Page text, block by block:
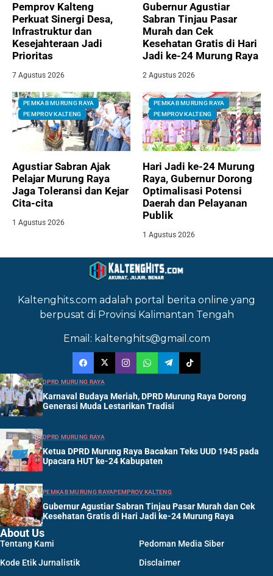
Pemprov Kalteng
Perkuat Sinergi Desa,
Infrastruktur dan
Kesejahteraan Jadi
Prioritas
7 Agustus 2026
Gubernur Agustiar
Sabran Tinjau Pasar
Murah dan Cek
Kesehatan Gratis di Hari
Jadi ke-24 Murung Raya
2 Agustus 2026
PEMKAB MURUNG RAYA
PEMPROV KALTENG
Agustiar Sabran Ajak
Pelajar Murung Raya
Jaga Toleransi dan Kejar
Cita-cita
1 Agustus 2026
PEMKAB MURUNG RAYA
PEMPROV KALTENG
Hari Jadi ke-24 Murung
Raya, Gubernur Dorong
Optimalisasi Potensi
Daerah dan Pelayanan
Publik
1 Agustus 2026
Kaltenghits.com adalah portal berita online yang
berpusat di Provinsi Kalimantan Tengah
Email: kaltenghits@gmail.com
DPRD MURUNG RAYA
Karnaval Budaya Meriah, DPRD Murung Raya Dorong
Generasi Muda Lestarikan Tradisi
DPRD MURUNG RAYA
Ketua DPRD Murung Raya Bacakan Teks UUD 1945 pada
Upacara HUT ke-24 Kabupaten
PEMKAB MURUNG RAYAPEMPROV KALTENG
Gubernur Agustiar Sabran Tinjau Pasar Murah dan Cek
Kesehatan Gratis di Hari Jadi ke-24 Murung Raya
About Us
Tentang Kami
Pedoman Media Siber
Kode Etik Jurnalistik
Disclaimer